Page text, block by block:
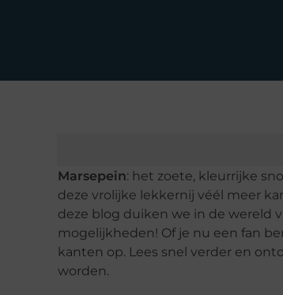
Marsepein: het zoete, kleurrijke
deze vrolijke lekkernij véél meer
deze blog duiken we in de wereld
mogelijkheden! Of je nu een fan
kanten op. Lees snel verder en
worden.